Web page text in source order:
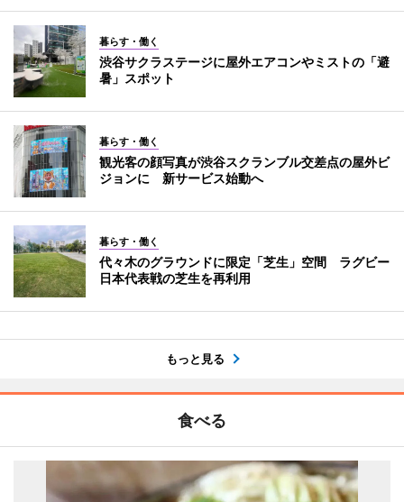
暮らす・働く
渋谷サクラステージに屋外エアコンやミストの「避
暑」スポット
暮らす・働く
観光客の顔写真が渋谷スクランブル交差点の屋外ビ
ジョンに 新サービス始動へ
暮らす・働く
代々木のグラウンドに限定「芝生」空間 ラグビー
日本代表戦の芝生を再利用
もっと見る
食べる